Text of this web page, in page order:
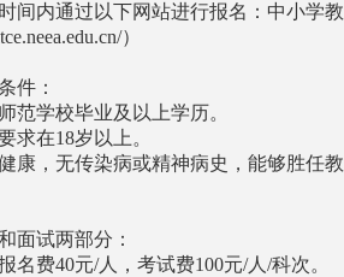
间内通过以下网站进行报名：中小学教
）
件：
范学校毕业及以上学历。
在18岁以上。
康，无传染病或精神病史，能够胜任教
面试两部分：
费40元/人，考试费100元/人/科次。